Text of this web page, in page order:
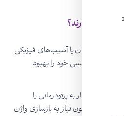
نیاز دارند؟
ناشی از زایمان یا آسیب‌های فیزیکی
عملکرد جنسی خود را بهبود
وادار به پرتودرمانی یا
و اکنون نیاز به بازسازی واژن